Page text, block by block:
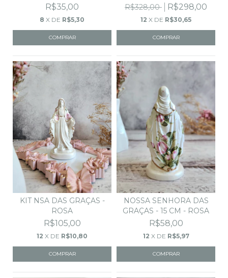
R$35,00
8 X DE R$5,30
R$328,00
R$298,00
12 X DE R$30,65
KIT NSA DAS GRAÇAS -
ROSA
R$105,00
12 X DE R$10,80
NOSSA SENHORA DAS
GRAÇAS - 15 CM - ROSA
R$58,00
12 X DE R$5,97